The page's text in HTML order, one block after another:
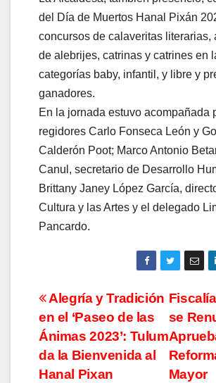
del Día de Muertos Hanal Pixán
concursos de calaveritas literarias,
de alebrijes, catrinas y catrines en
categorías baby, infantil, y libre y
ganadores.
En la jornada estuvo acompañada
regidores Carlo Fonseca León y
Calderón Poot; Marco Antonio
Canul, secretario de Desarrollo
Brittany Janey López García,
Cultura y las Artes y el delegado
Pancardo.
Navegación
de
entradas
se
Mayor
Alegría y Tradición
en el ‘Paseo de las
Ánimas 2023’: Tulum
da la Bienvenida al
Hanal Pixan